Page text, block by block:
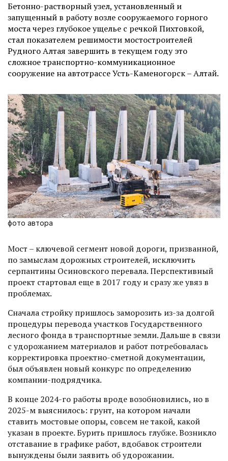
Бетонно-растворный узел, установленный и
запущенный в работу возле сооружаемого горного
моста через глубокое ущелье с речкой Пихтовкой,
стал показателем решимости мостостроителей
Рудного Алтая завершить в текущем году это
сложное транспортно-коммуникационное
сооружение на автотрассе Усть-Каменогорск – Алтай.
фото автора
Мост – ключевой сегмент новой дороги, призванной,
по замыслам дорожных строителей, исключить
серпантины Осиновского перевала. Перспективный
проект стартовал еще в 2017 году и сразу же увяз в
проблемах.
Сначала стройку пришлось заморозить из-за долгой
процедуры перевода участков Государственного
лесного фонда в транспортные земли. Дальше в связи
с удорожанием материа­лов и работ потребовалась
корректировка проектно-сметной документации,
был объявлен новый конкурс по определению
компании-подрядчика.
В конце 2024-го работы вроде возобновились, но в
2025-м выяснилось: грунт, на котором начали
ставить мостовые опоры, совсем не такой, какой
указан в проекте. Бурить пришлось глубже. Возникло
отставание в графике работ, вдобавок строители
вынуждены были заявить об удорожании.